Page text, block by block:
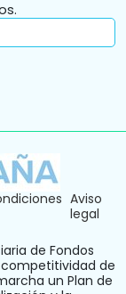
Aviso
legal
de Fondos
de
un Plan de